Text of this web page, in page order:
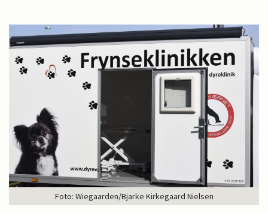
Foto: Wiegaarden/Bjarke Kirkegaard Nielsen